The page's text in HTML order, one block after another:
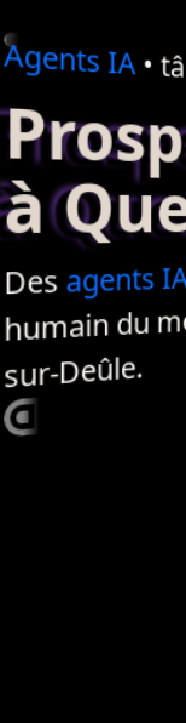
AgentsIA•
à
Desagents
humain du
sur-Deûle.